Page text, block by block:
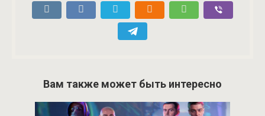
Вам также может быть интересно